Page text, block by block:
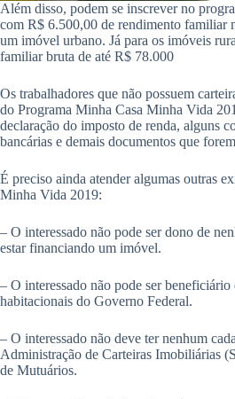
Além disso, podem se inscrever no
com R$ 6.500,00 de rendimento familiar
um imóvel urbano. Já para os imóveis
familiar bruta de até R$ 78.000
Os trabalhadores que não possuem
do Programa Minha Casa Minha Vida
declaração do imposto de renda, alguns
bancárias e demais documentos que
É preciso ainda atender algumas outras
Minha Vida 2019:
– O interessado não pode ser dono de
estar financiando um imóvel.
– O interessado não pode ser
habitacionais do Governo Federal.
– O interessado não deve ter nenhum
Administração de Carteiras Imobiliárias
de Mutuários.